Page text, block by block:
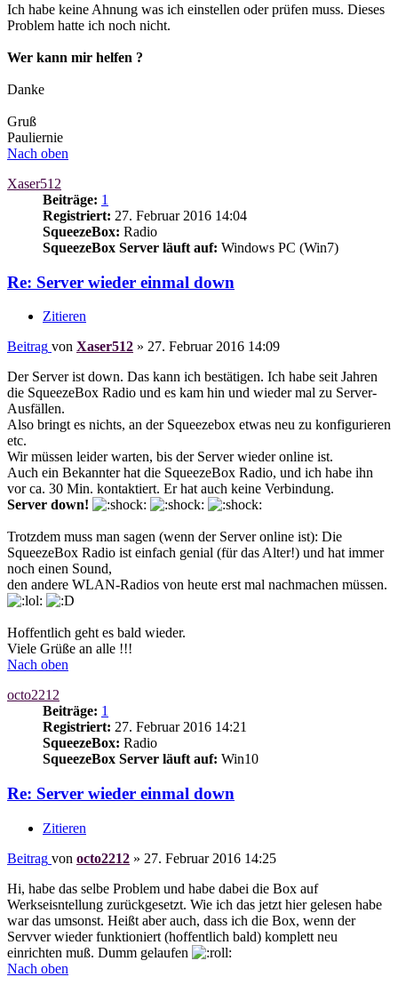
Ich habe keine Ahnung was ich einstellen oder prüfen muss. Dieses
Problem hatte ich noch nicht.
Wer kann mir helfen ?
Danke
Gruß
Pauliernie
Nach oben
Xaser512
Beiträge: 1
Registriert: 27. Februar 2016 14:04
SqueezeBox: Radio
SqueezeBox Server läuft auf: Windows PC (Win7)
Re: Server wieder einmal down
Zitieren
Beitrag von Xaser512 » 27. Februar 2016 14:09
Der Server ist down. Das kann ich bestätigen. Ich habe seit Jahren
die SqueezeBox Radio und es kam hin und wieder mal zu Server-
Ausfällen.
Also bringt es nichts, an der Squeezebox etwas neu zu konfigurieren
etc.
Wir müssen leider warten, bis der Server wieder online ist.
Auch ein Bekannter hat die SqueezeBox Radio, und ich habe ihn
vor ca. 30 Min. kontaktiert. Er hat auch keine Verbindung.
Server down!
Trotzdem muss man sagen (wenn der Server online ist): Die
SqueezeBox Radio ist einfach genial (für das Alter!) und hat immer
noch einen Sound,
den andere WLAN-Radios von heute erst mal nachmachen müssen.
Hoffentlich geht es bald wieder.
Viele Grüße an alle !!!
Nach oben
octo2212
Beiträge: 1
Registriert: 27. Februar 2016 14:21
SqueezeBox: Radio
SqueezeBox Server läuft auf: Win10
Re: Server wieder einmal down
Zitieren
Beitrag von octo2212 » 27. Februar 2016 14:25
Hi, habe das selbe Problem und habe dabei die Box auf
Werkseisntellung zurückgesetzt. Wie ich das jetzt hier gelesen habe
war das umsonst. Heißt aber auch, dass ich die Box, wenn der
Servver wieder funktioniert (hoffentlich bald) komplett neu
einrichten muß. Dumm gelaufen
Nach oben